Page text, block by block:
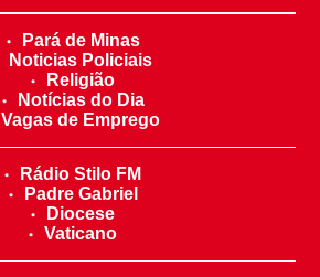
Pará de Minas
Noticias Policiais
Religião
Notícias do Dia
Vagas de Emprego
Rádio Stilo FM
Padre Gabriel
Diocese
Vaticano